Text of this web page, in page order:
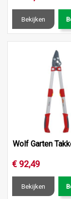
Bekijken
€ 92,49
Bekijken